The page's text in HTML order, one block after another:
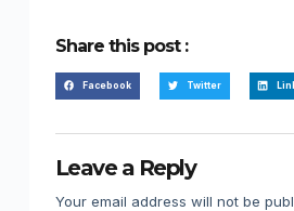
Share this post :
Facebook Twitter
Leave a Reply
Your email address will not be